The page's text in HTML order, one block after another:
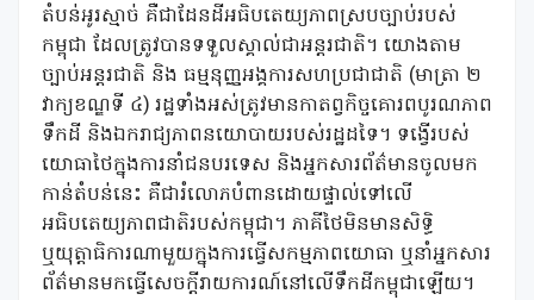
តំបន់អូរស្មាច់ គឺជាដែនដីអធិបតេយ្យភាពស្របច្បាប់របស់
កម្ពុជា ដែលត្រូវបានទទួលស្គាល់ជាអន្តរជាតិ។ យោងតាម
ច្បាប់អន្តរជាតិ និង ធម្មនុញ្ញអង្គការសហប្រជាជាតិ (មាត្រា ២
វាក្យខណ្ឌទី ៤) រដ្ឋទាំងអស់ត្រូវមានកាតព្វកិច្ចគោរពបូរណភាព
ទឹកដី និងឯករាជ្យភាពនយោបាយរបស់រដ្ឋដទៃ។ ទង្វើរបស់
យោធាថៃក្នុងការនាំជនបរទេស និងអ្នកសារព័ត៌មានចូលមក
កាន់តំបន់នេះ គឺជារំលោភបំពានដោយផ្ទាល់ទៅលើ
អធិបតេយ្យភាពជាតិរបស់កម្ពុជា។ ភាគីថៃមិនមានសិទ្ធិ
ឬយុត្តាធិការណាមួយក្នុងការធ្វើសកម្មភាពយោធា ឬនាំអ្នកសារ
ព័ត៌មានមកធ្វើសេចក្តីរាយការណ៍នៅលើទឹកដីកម្ពុជាឡើយ។